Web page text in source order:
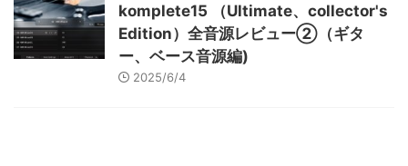
komplete15 （Ultimate、collector's
Edition）全音源レビュー②（ギタ
ー、ベース音源編)
2025/6/4